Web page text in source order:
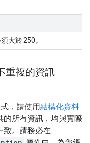
大於 250。
重複的資訊
，請使用結構化資料
的所有資訊，均與實際
致。請務必在